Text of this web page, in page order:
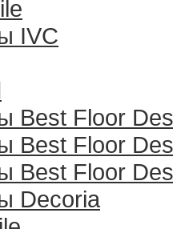
IVC
Best Floor
Best Floor
Best Floor
Decoria